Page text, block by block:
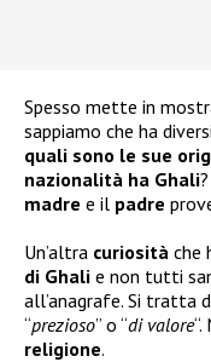
Spesso mette in
sappiamo che ha diversi
quali sono le sue
nazionalità ha Ghali
madre e il padre
Un’altra curiosità che
di Ghali e non tutti
all’anagrafe. Si tratta
“prezioso” o “di valore
religione.